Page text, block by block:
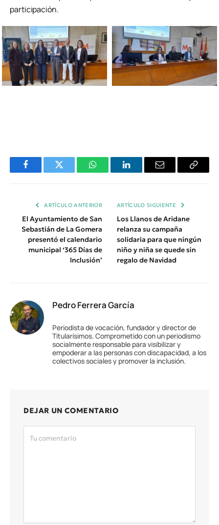
participación.
FacebookTwitter WhatsAppLinkedInEmail
Copiar
ARTÍCULO ANTERIOR
El Ayuntamiento de San
Sebastián de La Gomera
presentó el calendario
municipal ‘365 Días de
Inclusión’
ARTÍCULO SIGUIENTE
Los Llanos de Aridane
relanza su campaña
solidaria para que ningún
niño y niña se quede sin
regalo de Navidad
Pedro Ferrera García
Periodista de vocación, fundador y director de
Titularísimos. Comprometido con un periodismo
socialmente responsable para visibilizar y
empoderar a las personas con discapacidad, a los
colectivos sociales y promover la inclusión.
DEJAR UN COMENTARIO